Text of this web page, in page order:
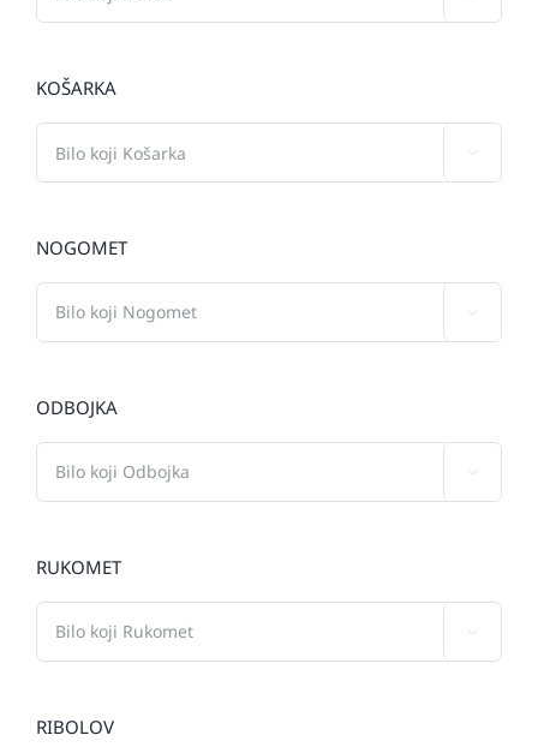
KOŠARKA
NOGOMET
ODBOJKA
RUKOMET
RIBOLOV